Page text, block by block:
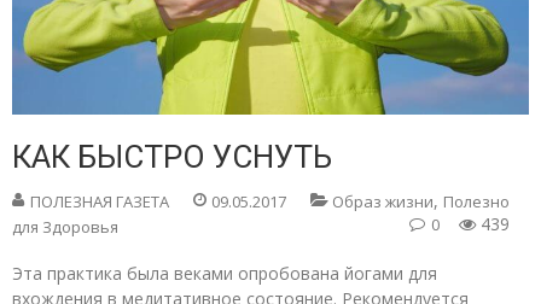
КАК БЫСТРО УСНУТЬ
ПОЛЕЗНАЯ ГАЗЕТА 09.05.2017 Образ жизни, Полезно
для Здоровья
439
0
Эта практика была веками опробована йогами для
вхождения в медитативное состояние. Рекомендуется